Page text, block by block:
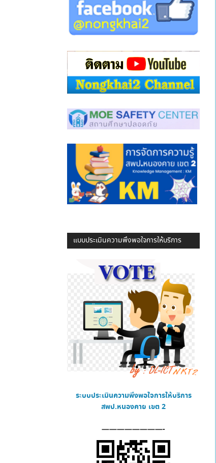
แบบประเมินความพึงพอใจการให้บริการ
ระบบประเมินความพึงพอใจการให้บริการ
สพป.หนองคาย เขต 2
————————-